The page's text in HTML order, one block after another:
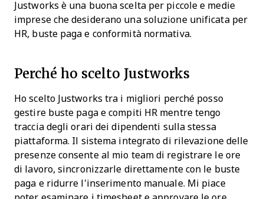
Justworks è una buona scelta per piccole e medie
imprese che desiderano una soluzione unificata per
HR, buste paga e conformità normativa.
Perché ho scelto Justworks
Ho scelto Justworks tra i migliori perché posso
gestire buste paga e compiti HR mentre tengo
traccia degli orari dei dipendenti sulla stessa
piattaforma. Il sistema integrato di rilevazione delle
presenze consente al mio team di registrare le ore
di lavoro, sincronizzarle direttamente con le buste
paga e ridurre l'inserimento manuale. Mi piace